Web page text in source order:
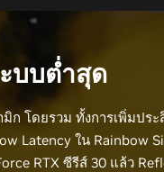
บบต่ำสุด
ก โดยรวม ทั้งการเพิ่มปร
Latency ใน Rainbow
RTX ซีรีส์ 30 แล้ว